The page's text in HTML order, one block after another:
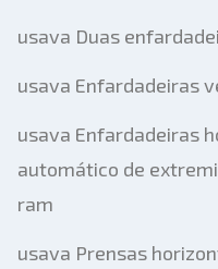
usava Duas
usava Enfardadeiras
usava Enfardadeiras
automático de
ram
usava Prensas